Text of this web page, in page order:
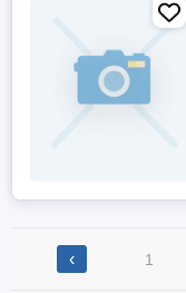
‹ 1